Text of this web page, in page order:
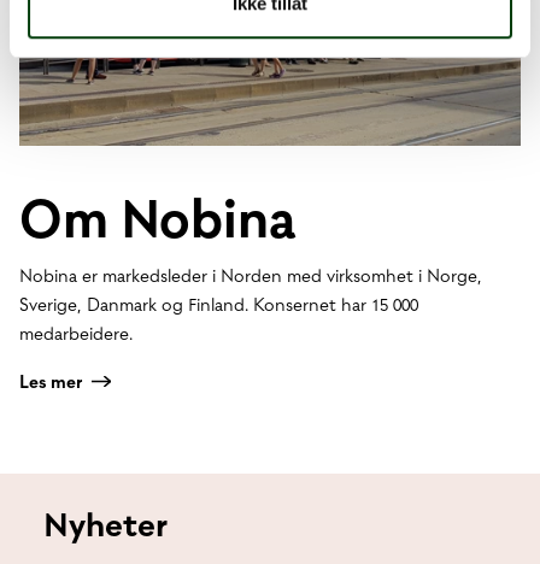
Om Nobina
Nobina er markedsleder i Norden med virksomhet i Norge,
Sverige, Danmark og Finland. Konsernet har 15 000
medarbeidere.
Les mer
Nyheter